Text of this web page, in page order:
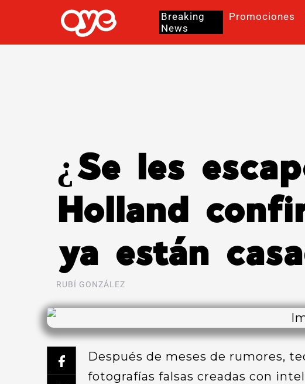
Breaking
News
Promociones
¿Se les
Holland
ya están
RUBÍ GONZÁLEZ
Después de meses de rumores,
fotografías falsas creadas con